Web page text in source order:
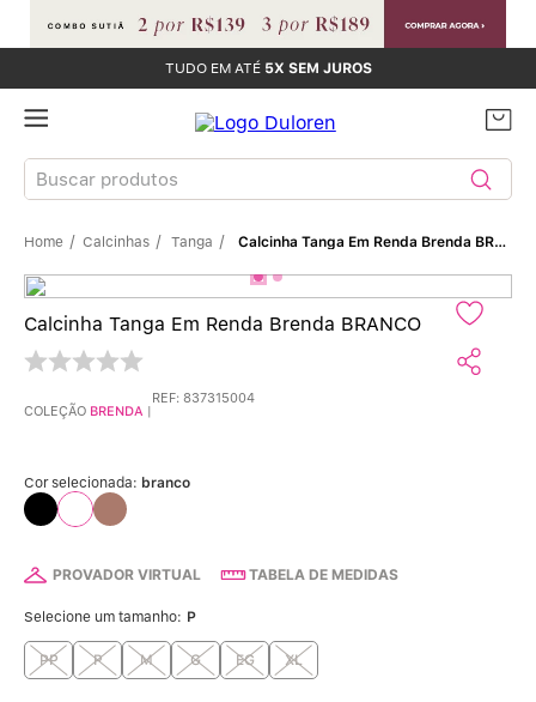
TUDO EM ATÉ 5X SEM JUROS
Buscar produtos
Calcinhas Tanga Calcinha Tanga Em Renda Brenda BRANCO
Calcinha Tanga Em Renda Brenda BRANCO
COLEÇÃO BRENDA |
REF: 837315004
Cor selecionada: branco
PROVADOR VIRTUAL TABELA DE MEDIDAS
Selecione um tamanho: P
PP P M G EG XL
TERMOS MAIS BUSCADOS
1º Sutiãs
2º Calcinhas
3 º Sutiã Bojo
4º Conjunto
º Multifuncional